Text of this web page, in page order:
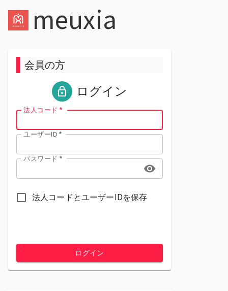
meuxia
会員の方
ログイン
法人コード *
ユーザーID *
パスワード *
法人コードとユーザーIDを保存
ログイン